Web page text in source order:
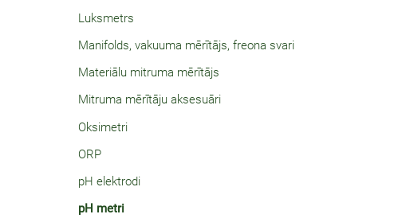
Luksmetrs
Manifolds, vakuuma mērītājs, freona svari
Materiālu mitruma mērītājs
Mitruma mērītāju aksesuāri
Oksimetri
ORP
pH elektrodi
pH metri